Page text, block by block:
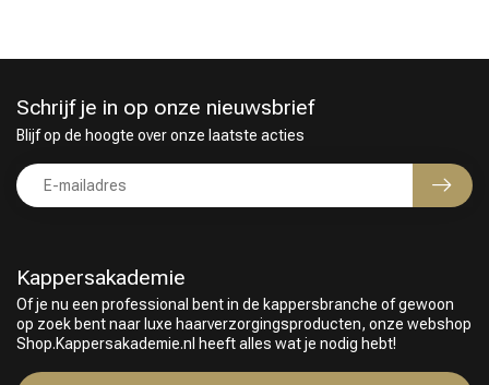
Kappersakademie
Of je nu een professional bent in de kappersbranche of gewoon
op zoek bent naar luxe haarverzorgingsproducten, onze webshop
Shop.Kappersakademie.nl heeft alles wat je nodig hebt!
Schrijf je in op onze nieuwsbrief
Blijf op de hoogte over onze laatste acties